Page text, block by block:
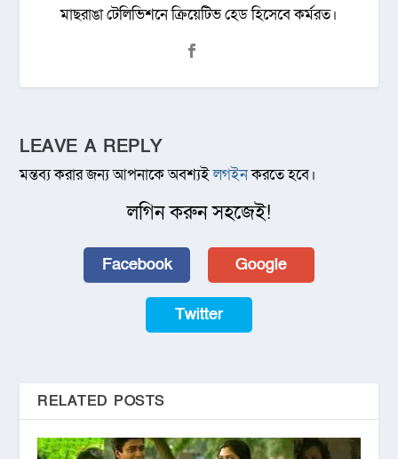
মাছরাঙা টেলিভিশনে ক্রিয়েটিভ হেড হিসেবে কর্মরত।
LEAVE A REPLY
মন্তব্য করার জন্য আপনাকে অবশ্যইলগইনকরতে হবে।
লগিন করুন সহজেই!
Facebook Google
Twitter
RELATED POSTS